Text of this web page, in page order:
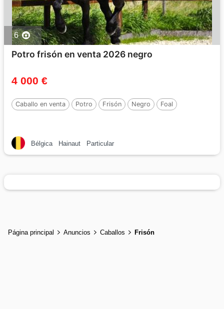
6
Potro frisón en venta 2026 negro
4 000 €
Caballo en venta Potro Frisón Negro Foal
Bélgica Hainaut Particular
Página principal Anuncios Caballos Frisón